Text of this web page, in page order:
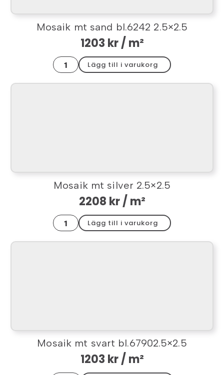
Mosaik mt sand bl.6242 2.5×2.5
1203 kr/ m²
Mosaik
mt
sand
bl.6242
Lägg till i varukorg
Mosaik mt silver 2.5×2.5
2208 kr/ m²
Mosaik
mt
silver
2.5x2.5
Lägg till i varukorg
Mosaik mt svart bl.67902.5×2.5
1203 kr/ m²